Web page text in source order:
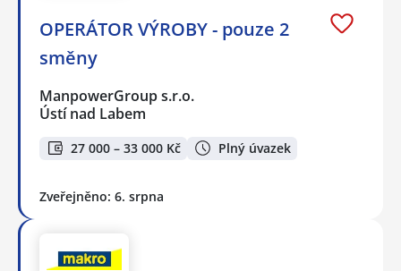
OPERÁTOR VÝROBY - pouze 2
směny
ManpowerGroup s.r.o.
Ústí nad Labem
27 000 – 33 000 Kč Plný úvazek
Zveřejněno: 6. srpna